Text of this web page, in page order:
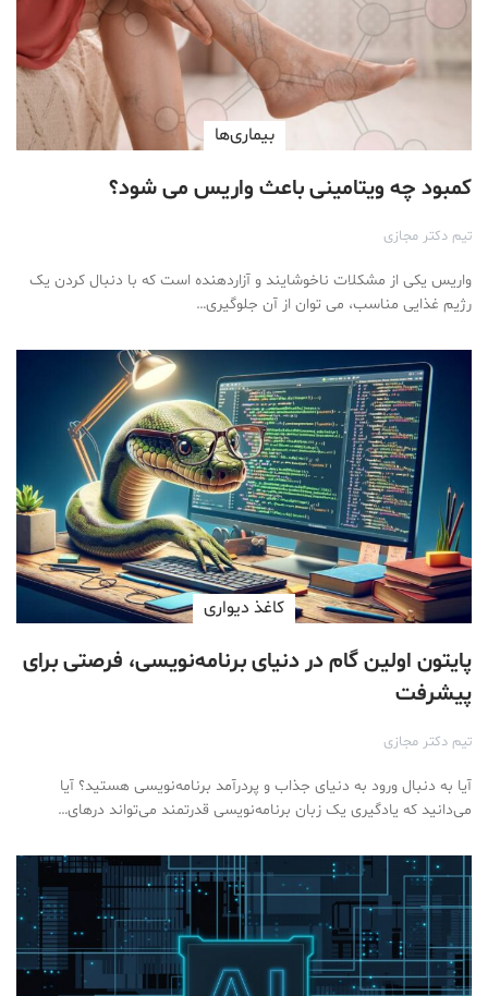
بیماری‌ها
کمبود چه ویتامینی باعث واریس می شود؟
تیم دکتر مجازی
واریس یکی از مشکلات ناخوشایند و آزاردهنده است که با دنبال کردن یک
رژیم غذایی مناسب، می توان از آن جلوگیری…
کاغذ دیواری
پایتون اولین گام در دنیای برنامه‌نویسی، فرصتی برای
پیشرفت
تیم دکتر مجازی
آیا به دنبال ورود به دنیای جذاب و پردرآمد برنامه‌نویسی هستید؟ آیا
می‌دانید که یادگیری یک زبان برنامه‌نویسی قدرتمند می‌تواند درهای…